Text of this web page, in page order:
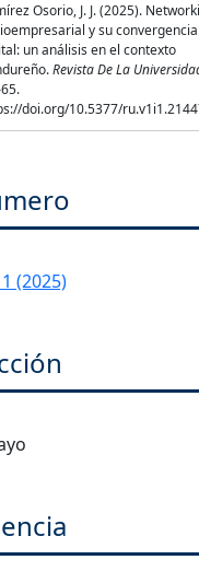
Osorio, J. J. (2025).
y su convergencia
un análisis en el contexto
Revista De La
doi.org/10.5377/
(2025)